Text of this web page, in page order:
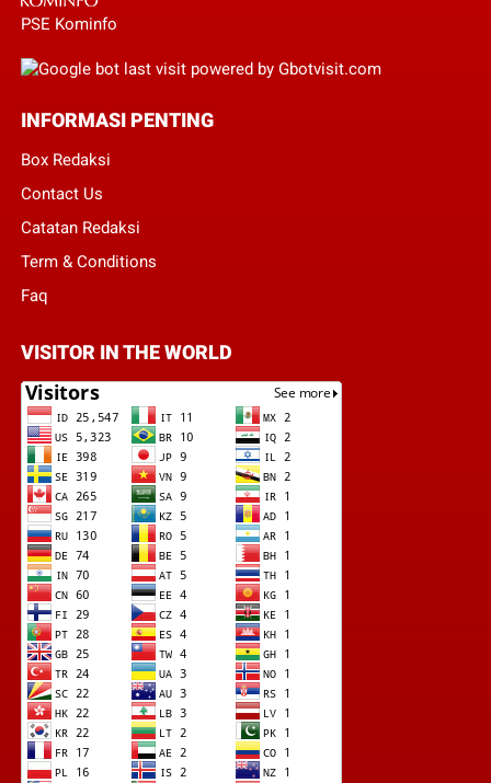
PSE Kominfo
INFORMASI PENTING
Box Redaksi
Contact Us
Catatan Redaksi
Term & Conditions
Faq
VISITOR IN THE WORLD